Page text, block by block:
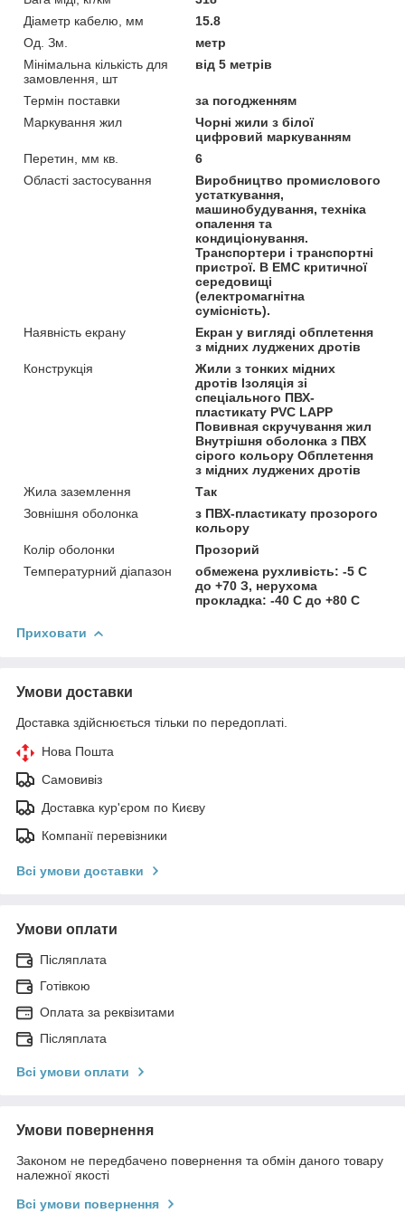
Діаметр кабелю, мм
15.8
Од. Зм.
метр
Мінімальна кількість для
замовлення, шт
від 5 метрів
Термін поставки
за погодженням
Маркування жил
Чорні жили з білої
цифровий маркуванням
Перетин, мм кв.
6
Області застосування
Виробництво промислового
устаткування,
машинобудування, техніка
опалення та
кондиціонування.
Транспортери і транспортні
пристрої. В ЕМС критичної
середовищі
(електромагнітна
сумісність).
Наявність екрану
Екран у вигляді обплетення
з мідних луджених дротів
Конструкція
Жили з тонких мідних
дротів Ізоляція зі
спеціального ПВХ-
пластикату PVC LAPP
Повивная скручування жил
Внутрішня оболонка з ПВХ
сірого кольору Обплетення
з мідних луджених дротів
Жила заземлення
Так
Зовнішня оболонка
з ПВХ-пластикату прозорого
кольору
Колір оболонки
Прозорий
Температурний діапазон
обмежена рухливість: -5 С
до +70 З, нерухома
прокладка: -40 С до +80 С
Приховати
Умови доставки
Доставка здійснюється тільки по передоплаті.
Нова Пошта
Самовивіз
Доставка кур'єром по Києву
Компанії перевізники
Всі умови доставки
Умови оплати
Післяплата
Готівкою
Оплата за реквізитами
Післяплата
Всі умови оплати
Умови повернення
Законом не передбачено повернення та обмін даного товару
належної якості
Всі умови повернення